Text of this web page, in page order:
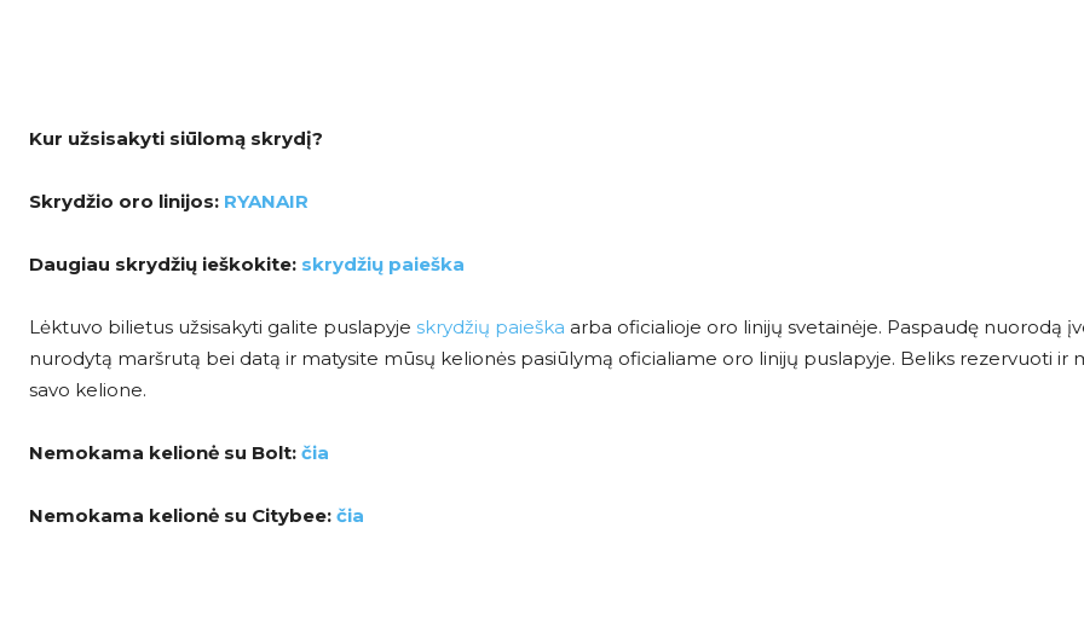
Kur užsisakyti siūlomą skrydį?
Skrydžio oro linijos: RYANAIR
Daugiau skrydžių ieškokite: skrydžių paieška
Lėktuvo bilietus užsisakyti galite puslapyje skrydžių paieška arba oficialioje oro linijų svetainėje. Paspaudę nuorodą
nurodytą maršrutą bei datą ir matysite mūsų kelionės pasiūlymą oficialiame oro linijų puslapyje. Beliks rezervuoti ir
savo kelione.
Nemokama kelionė su Bolt: čia
Nemokama kelionė su Citybee: čia